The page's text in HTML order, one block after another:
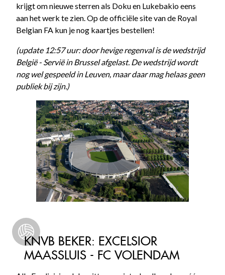
krijgt om nieuwe sterren als Doku en Lukebakio eens
aan het werk te zien. Op de officiële site van de Royal
Belgian FA kun je nog kaartjes bestellen!
(update 12:57 uur: door hevige regenval is de wedstrijd
België - Servië in Brussel afgelast. De wedstrijd wordt
nog wel gespeeld in Leuven, maar daar mag helaas geen
publiek bij zijn.)
KNVB BEKER: EXCELSIOR
MAASSLUIS - FC VOLENDAM